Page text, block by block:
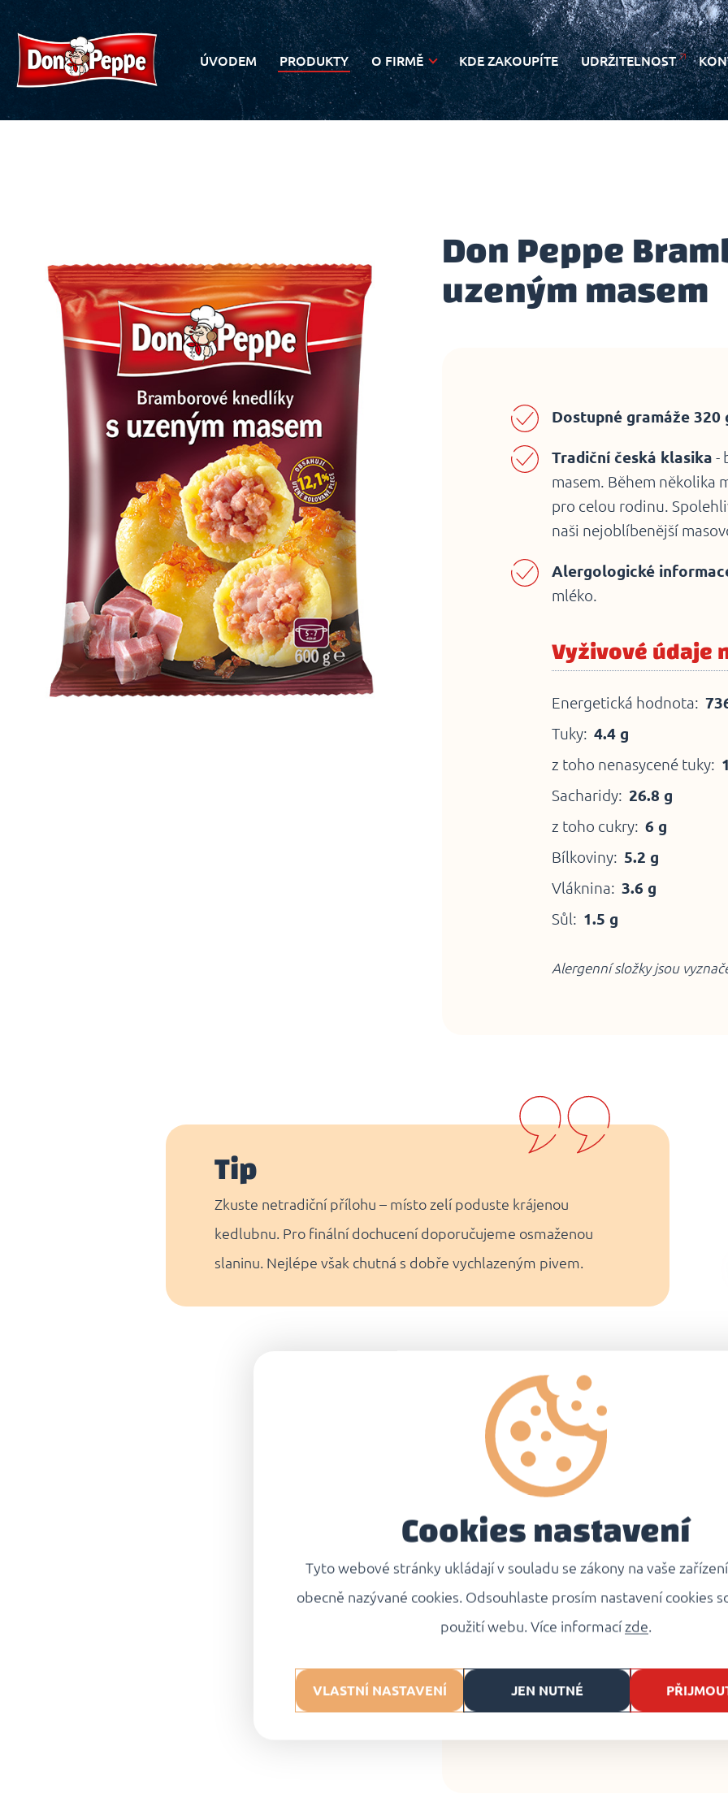
ÚVODEM PRODUKTY O FIRMĚ
NOVINKY
KDE ZAKOUPÍTE UDRŽITELNOST
Don Peppe
uzeným masem
Dostupné gramáže 320
Tradiční česká klasika -
masem. Během několika
pro celou rodinu.
naši nejoblíbenější
Alergologické
mléko.
Vyživové údaje
Energetická hodnota:
Tuky: 4.4 g
z toho nenasycené tuky:
Sacharidy: 26.8 g
z toho cukry: 6 g
Bílkoviny: 5.2 g
Vláknina: 3.6 g
Sůl: 1.5 g
Alergenní složky jsou
Tip
Zkuste netradiční přílohu – místo zelí poduste krájenou
kedlubnu. Pro finální dochucení doporučujeme osmaženou
slaninu. Nejlépe však chutná s dobře vychlazeným pivem.
Návod na
Zmrazené knedlíky
minutzamírného varu.
Uvařené knedlíky
Doporučujeme
posypat
zelím nebo špenátem.
Cookies nastavení
Tyto webové stránky ukládají v souladu se zákony na vaše
obecně nazývané cookies. Odsouhlaste prosím nastavení cookies
použití webu. Více informací zde.
VLASTNÍ NASTAVENÍ JEN NUTNÉ